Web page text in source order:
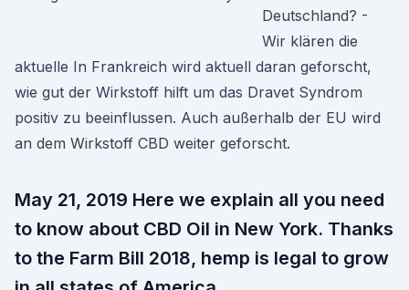
Deutschland? -
Wir klären die
aktuelle In Frankreich wird aktuell daran geforscht,
wie gut der Wirkstoff hilft um das Dravet Syndrom
positiv zu beeinflussen. Auch außerhalb der EU wird
an dem Wirkstoff CBD weiter geforscht.
May 21, 2019 Here we explain all you need
to know about CBD Oil in New York. Thanks
to the Farm Bill 2018, hemp is legal to grow